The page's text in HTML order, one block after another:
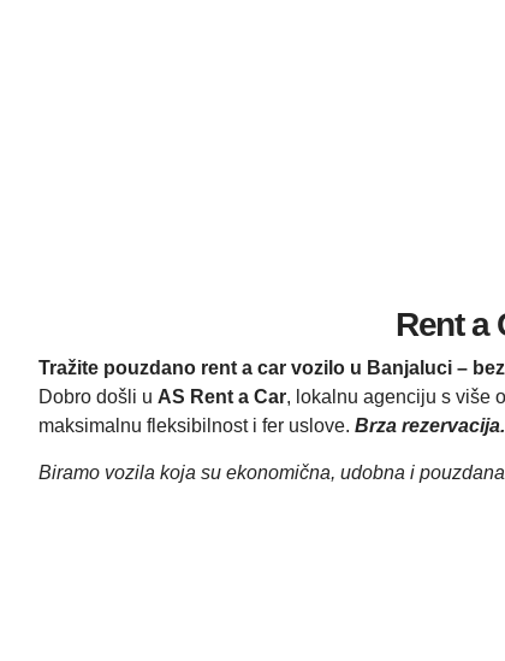
Rent a
Tražite pouzdano rent a car vozilo u Banjaluci –
Dobro došli u AS Rent a Car, lokalnu agenciju s više
maksimalnu fleksibilnost i fer uslove. Brza rezervacija.
Biramo vozila koja su ekonomična, udobna i